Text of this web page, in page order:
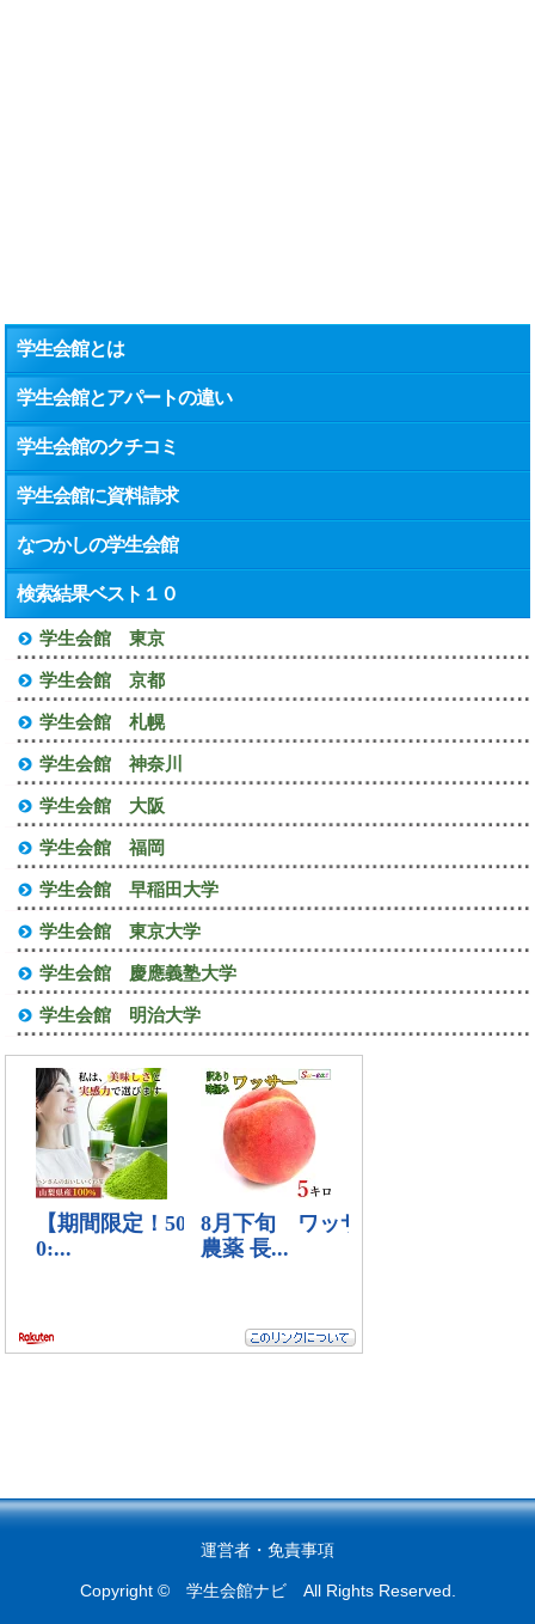
学生会館とは
学生会館とアパートの違い
学生会館のクチコミ
学生会館に資料請求
なつかしの学生会館
検索結果ベスト１０
学生会館 東京
学生会館 京都
学生会館 札幌
学生会館 神奈川
学生会館 大阪
学生会館 福岡
学生会館 早稲田大学
学生会館 東京大学
学生会館 慶應義塾大学
学生会館 明治大学
運営者 ・ 免責事項
Copyright © 学生会館ナビ All Rights Reserved.